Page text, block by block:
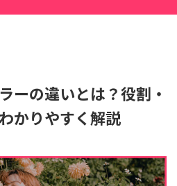
ーの違いとは？役割・
かりやすく解説